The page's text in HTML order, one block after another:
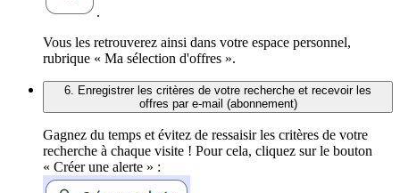
.
Vous les retrouverez ainsi dans votre espace personnel,
rubrique « Ma sélection d'offres ».
6. Enregistrer les critères de votre recherche et recevoir les
offres par e-mail (abonnement)
Gagnez du temps et évitez de ressaisir les critères de votre
recherche à chaque visite ! Pour cela, cliquez sur le bouton
« Créer une alerte » :